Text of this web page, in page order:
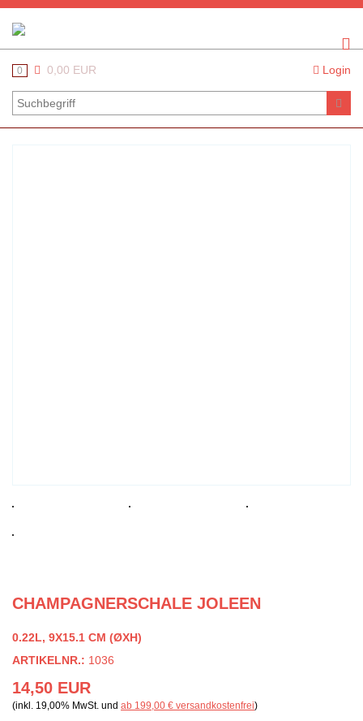
0 0,00 EUR Login
CHAMPAGNERSCHALE JOLEEN
0.22L, 9X15.1 CM (ØXH)
ARTIKELNR.: 1036
14,50 EUR
(inkl. 19,00% MwSt. und ab 199,00 € versandkostenfrei)